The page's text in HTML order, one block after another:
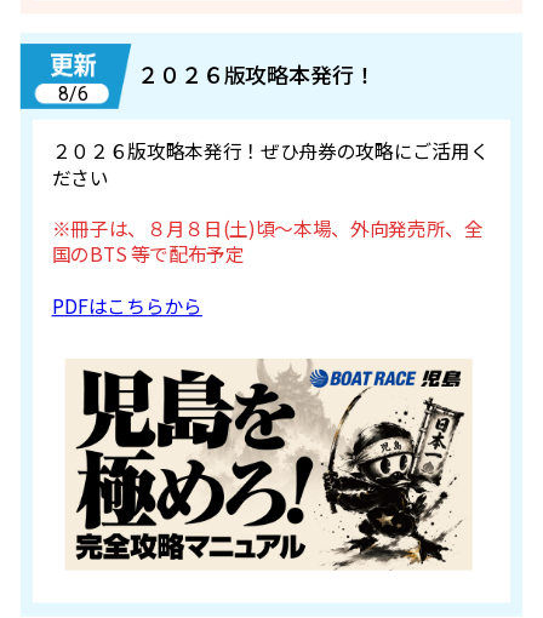
8/6
２０２６版攻略本発行！
２０２６版攻略本発行！ぜひ舟券の攻略にご活用く
ださい
※冊子は、８月８日(土)頃～本場、外向発売所、全
国のBTS 等で配布予定
PDFはこちらから